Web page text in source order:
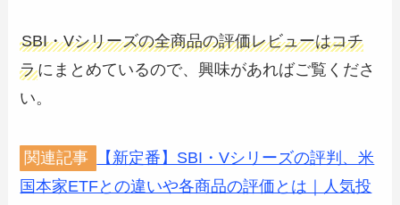
SBI・Vシリーズの全商品の評価レビューはコチ
ラにまとめているので、興味があればご覧くださ
い。
関連記事
【新定番】SBI・Vシリーズの評判、米
国本家ETFとの違いや各商品の評価とは｜人気投